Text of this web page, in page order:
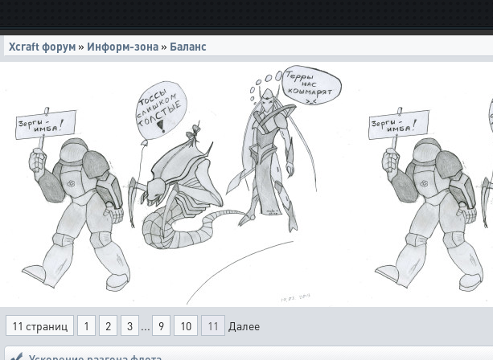
Xcraft форум » Информ-зона » Баланс
11 страниц 1 2 3 ... 9 10 11 Далее